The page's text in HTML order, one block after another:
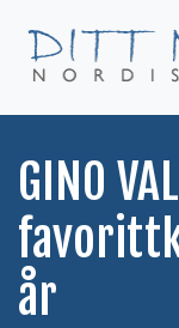
GINO
år